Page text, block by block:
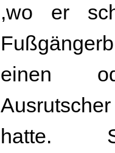
,wo er
einen
hatte.